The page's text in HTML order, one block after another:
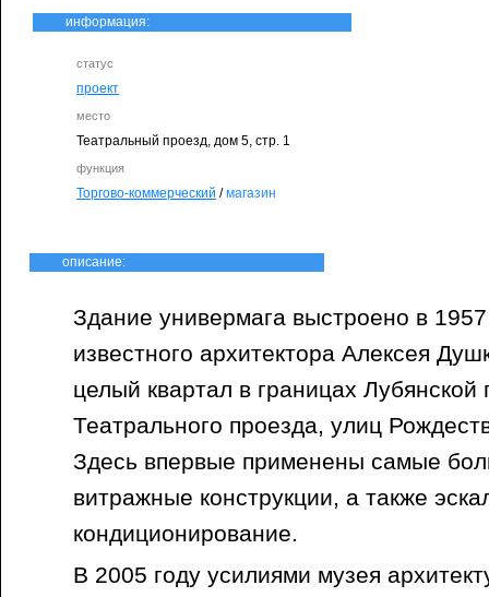
информация:
статус
проект
место
Театральный проезд, дом 5, стр. 1
функция
Торгово-коммерческий /магазин
описание:
Здание универмага выстроено в 1957
известного архитектора Алексея
целый квартал в границах
Театрального проезда, улиц
Здесь впервые применены самые
витражные конструкции, а также
кондиционирование.
В 2005 году усилиями музея